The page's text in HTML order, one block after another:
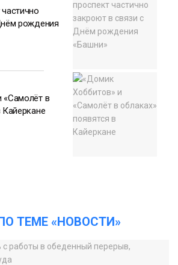
рождения
«Самолёт в
Кайеркане
ТЕМЕ «НОВОСТИ»